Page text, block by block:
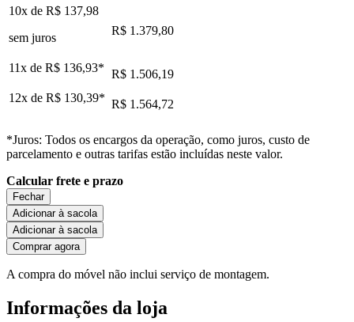
10x de R$ 137,98
sem juros
R$ 1.379,80
11x de R$ 136,93* R$ 1.506,19
12x de R$ 130,39* R$ 1.564,72
*Juros: Todos os encargos da operação, como juros, custo de
parcelamento e outras tarifas estão incluídas neste valor.
Calcular frete e prazo
Fechar
Adicionar à sacola
Adicionar à sacola
Comprar agora
A compra do móvel não inclui serviço de montagem.
Informações da loja